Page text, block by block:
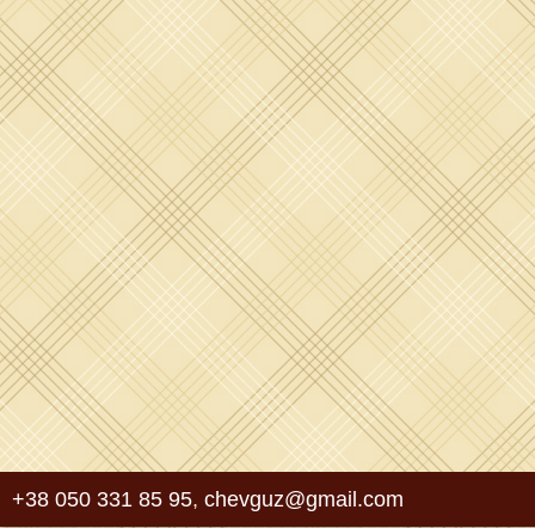
+38 050 331 85 95, chevguz@gmail.com